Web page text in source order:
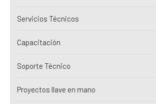
Servicios Técnicos
Capacitación
Soporte Técnico
Proyectos llave en mano